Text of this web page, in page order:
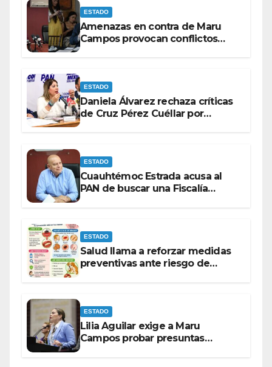
ESTADO
Amenazas en contra de Maru
Campos provocan conflictos
ESTADO
Daniela Álvarez rechaza críticas
de Cruz Pérez Cuéllar por
ESTADO
Cuauhtémoc Estrada acusa al
PAN de buscar una Fiscalía
ESTADO
Salud llama a reforzar medidas
preventivas ante riesgo de
ESTADO
Lilia Aguilar exige a Maru
Campos probar presuntas